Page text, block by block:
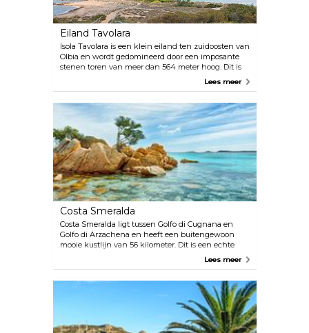
perfect voor een leuk dagje uit, voor een Franse
lunch en om te winkelen.
Eiland Tavolara
Isola Tavolara is een klein eiland ten zuidoosten van
Olbia en wordt gedomineerd door een imposante
stenen toren van meer dan 564 meter hoog. Dit is
de perfecte plek voor natuurliefhebbers, duikers en
Lees meer
Costa Smeralda
Costa Smeralda ligt tussen Golfo di Cugnana en
Golfo di Arzachena en heeft een buitengewoon
mooie kustlijn van 56 kilometer. Dit is een echte
speeltuin voor miljardairs, maar iedereen is welkom
(“spiagge”) om uit te kiezen aan de Costa Smeralda,
waaronder Spiaggia de Principe, Liscia Ruja en
Capriccioli, allemaal beroemd en fantastisch aan
deze dromerige kustlijn. Met warm zand en
kristalhelder water heb je keuze te over.
Lees meer